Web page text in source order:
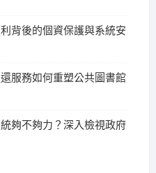
背後的個資保護與系統安
服務如何重塑公共圖書館
夠不夠力？深入檢視政府